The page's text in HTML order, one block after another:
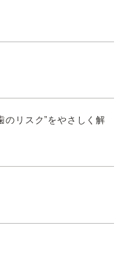
のリスク”をやさしく解